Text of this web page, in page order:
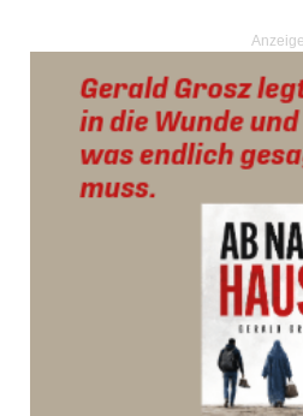
Anzeige